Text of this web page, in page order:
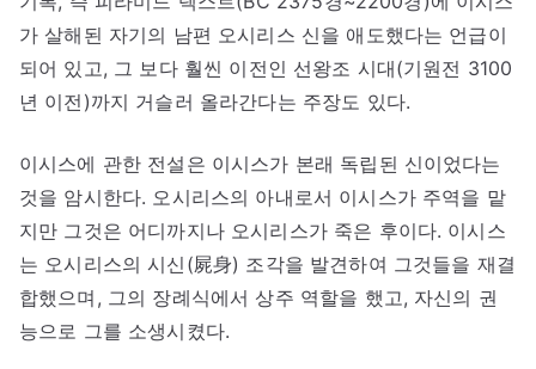
가 살해된 자기의 남편 오시리스 신을 애도했다는 언급이
되어 있고, 그 보다 훨씬 이전인 선왕조 시대(기원전 3100
년 이전)까지 거슬러 올라간다는 주장도 있다.
이시스에 관한 전설은 이시스가 본래 독립된 신이었다는
것을 암시한다. 오시리스의 아내로서 이시스가 주역을 맡
지만 그것은 어디까지나 오시리스가 죽은 후이다. 이시스
는 오시리스의 시신(屍身) 조각을 발견하여 그것들을 재결
합했으며, 그의 장례식에서 상주 역할을 했고, 자신의 권
능으로 그를 소생시켰다.